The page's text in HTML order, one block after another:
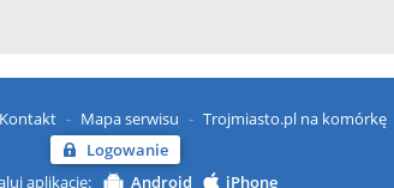
Kontakt Mapa serwisu Trojmiasto.pl na komórkę
Logowanie
aplikację:
Android iPhone